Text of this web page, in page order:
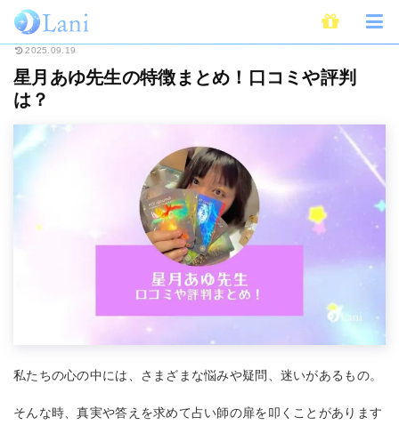
ホーム 占い 星月あゆ先生の特徴まとめ！口コミや評判は？
2025.09.19
星月あゆ先生の特徴まとめ！口コミや評判
は？
私たちの心の中には、さまざまな悩みや疑問、迷いがあるもの。
そんな時、真実や答えを求めて占い師の扉を叩くことがあります